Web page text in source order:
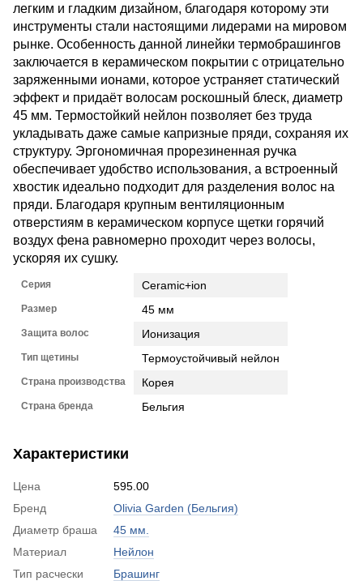
легким и гладким дизайном, благодаря которому эти
инструменты стали настоящими лидерами на мировом
рынке. Особенность данной линейки термобрашингов
заключается в керамическом покрытии с отрицательно
заряженными ионами, которое устраняет статический
эффект и придаёт волосам роскошный блеск, диаметр
45 мм. Термостойкий нейлон позволяет без труда
укладывать даже самые капризные пряди, сохраняя их
структуру. Эргономичная прорезиненная ручка
обеспечивает удобство использования, а встроенный
хвостик идеально подходит для разделения волос на
пряди. Благодаря крупным вентиляционным
отверстиям в керамическом корпусе щетки горячий
воздух фена равномерно проходит через волосы,
ускоряя их сушку.
Серия Ceramic+ion
Размер 45 мм
Защита волос Ионизация
Тип щетины Термоустойчивый нейлон
Страна производства Корея
Страна бренда Бельгия
Характеристики
Цена
595.00
Бренд
Olivia Garden (Бельгия)
Диаметр браша
45 мм.
Материал
Нейлон
Тип расчески
Брашинг